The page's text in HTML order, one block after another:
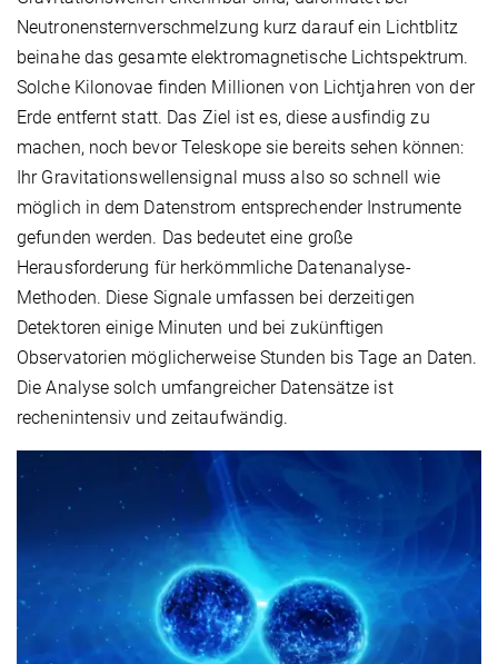
Neutronensternverschmelzung kurz darauf ein Lichtblitz
beinahe das gesamte elektromagnetische Lichtspektrum.
Solche Kilonovae finden Millionen von Lichtjahren von der
Erde entfernt statt. Das Ziel ist es, diese ausfindig zu
machen, noch bevor Teleskope sie bereits sehen können:
Ihr Gravitationswellensignal muss also so schnell wie
möglich in dem Datenstrom entsprechender Instrumente
gefunden werden. Das bedeutet eine große
Herausforderung für herkömmliche Datenanalyse-
Methoden. Diese Signale umfassen bei derzeitigen
Detektoren einige Minuten und bei zukünftigen
Observatorien möglicherweise Stunden bis Tage an Daten.
Die Analyse solch umfangreicher Datensätze ist
rechenintensiv und zeitaufwändig.